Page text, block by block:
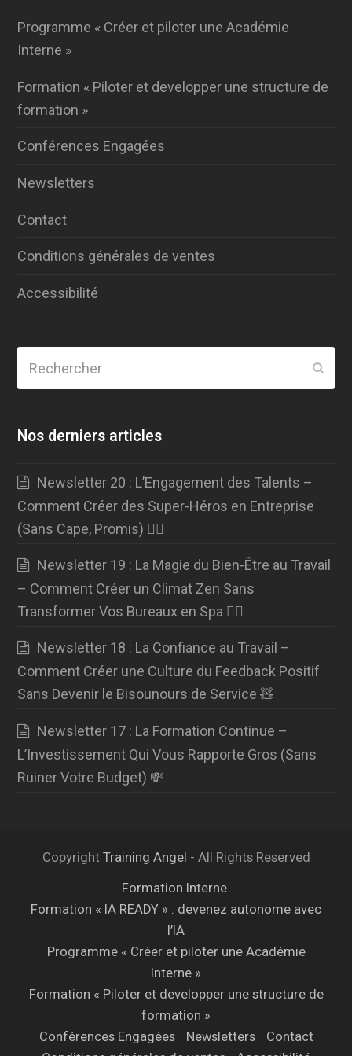
Programme « Créer et piloter une Académie
Interne »
Formation « Piloter et developper une structure de
formation »
Conférences Engagées
Newsletters
Contact
Conditions générales de ventes
Accessibilité
Nos derniers articles
Newsletter 20 : L’Engagement des Talents –
Comment Créer des Super-Héros en Entreprise
(Sans Cape, Promis) 🦸‍♂️
Newsletter 19 : La Magie du Bien-Être au Travail
– Comment Créer un Climat Zen Sans
Transformer Vos Bureaux en Spa 🧘‍♀️
Newsletter 18 : La Confiance au Travail –
Comment Créer une Culture du Feedback Positif
Sans Devenir le Bisounours de Service 🧸
Newsletter 17 : La Formation Continue –
L’Investissement Qui Vous Rapporte Gros (Sans
Ruiner Votre Budget) 💸
Copyright Training Angel - All Rights Reserved
Formation Interne
Formation « IA READY » : devenez autonome avec
l’IA
Programme « Créer et piloter une Académie
Interne »
Formation « Piloter et developper une structure de
formation »
Conférences Engagées
Newsletters
Contact